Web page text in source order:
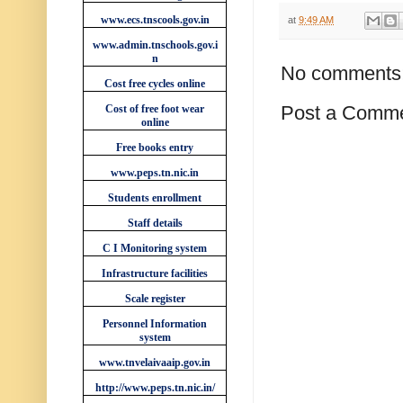
at 9:49 AM
No
Post a
www.ecs.tnscools.gov.in
www.admin.tnschools.gov.i
n
Cost free cycles online
Cost of free foot wear
online
Free books entry
www.peps.tn.nic.in
Students enrollment
Staff details
C I Monitoring system
Infrastructure facilities
Scale register
Personnel Information
system
www.tnvelaivaaip.gov.in
http://www.peps.tn.nic.in/